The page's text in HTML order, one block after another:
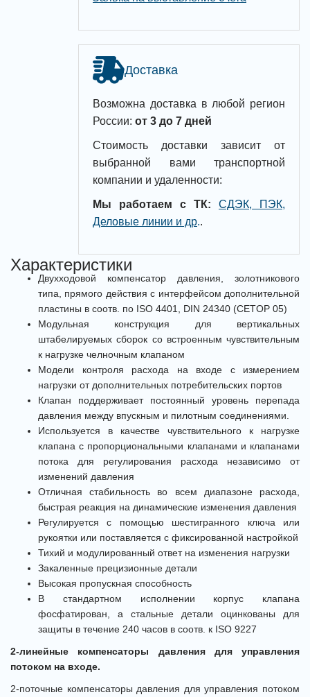
Доставка
Возможна доставка в любой регион
России: от 3 до 7 дней
Стоимость доставки зависит от
выбранной вами транспортной
компании и удаленности:
Мы работаем с ТК:
СДЭК, ПЭК,
Деловые линии и др..
Характеристики
Двухходовой компенсатор давления, золотникового
типа, прямого действия с интерфейсом дополнительной
пластины в соотв. по ISO 4401, DIN 24340 (CETOP 05)
Модульная конструкция для вертикальных
штабелируемых сборок со встроенным чувствительным
к нагрузке челночным клапаном
Модели контроля расхода на входе с измерением
нагрузки от дополнительных потребительских портов
Клапан поддерживает постоянный уровень перепада
давления между впускным и пилотным соединениями.
Используется в качестве чувствительного к нагрузке
клапана с пропорциональными клапанами и клапанами
потока для регулирования расхода независимо от
изменений давления
Отличная стабильность во всем диапазоне расхода,
быстрая реакция на динамические изменения давления
Регулируется с помощью шестигранного ключа или
рукоятки или поставляется с фиксированной настройкой
Тихий и модулированный ответ на изменения нагрузки
Закаленные прецизионные детали
Высокая пропускная способность
В стандартном исполнении корпус клапана
фосфатирован, а стальные детали оцинкованы для
защиты в течение 240 часов в соотв. к ISO 9227
2-линейные компенсаторы давления для управления
потоком на входе.
2-поточные компенсаторы давления для управления потоком